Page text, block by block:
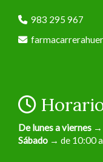
983 295 967
De lunes a viernes →
Sábado → de 10:00